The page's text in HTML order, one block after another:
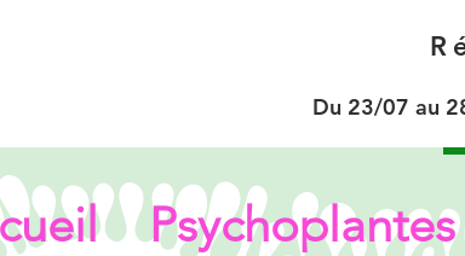
Du 23/07 au
Psychoplantes